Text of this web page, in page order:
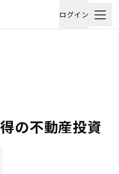
ログイン
の不動産投資